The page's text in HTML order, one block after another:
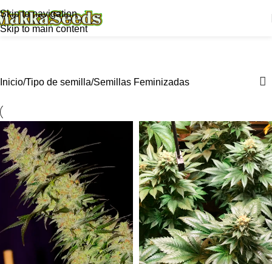
Skip to navigation
Skip to main content
Inicio Tipo de semilla Semillas Feminizadas